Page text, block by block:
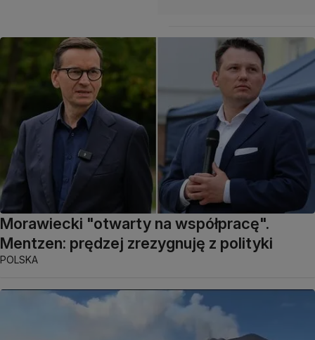
Morawiecki "otwarty na współpracę".
Mentzen: prędzej zrezygnuję z polityki
POLSKA